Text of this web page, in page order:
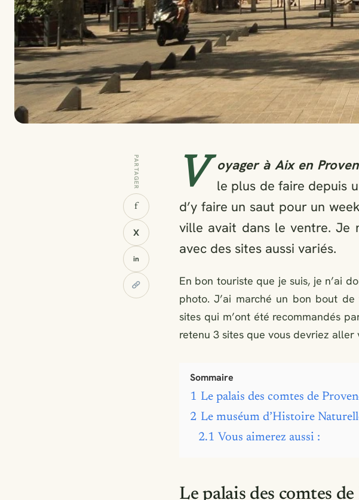
PARTAGER
f
X
in
V oyager à Aix en
le plus de faire depuis
d’y faire un saut pour un
ville avait dans le ventre. Je
avec des sites aussi variés.
En bon touriste que je suis, je n’ai
photo. J’ai marché un bon bout
sites qui m’ont été recommandés
retenu 3 sites que vous devriez aller
Sommaire
1 Le palais des comtes de
2 Le muséum d’Histoire
2.1 Vous aimerez aussi :
Le palais des comtes